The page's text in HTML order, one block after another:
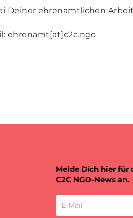
Deiner ehrenamtlichen
ehrenamt[at]c2c.ngo
Melde Dich hier für
C2C NGO-News an.